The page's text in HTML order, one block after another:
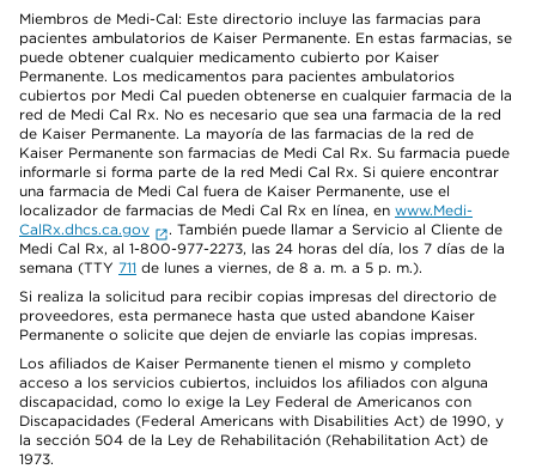
Miembros de Medi-Cal: Este directorio incluye las farmacias para
pacientes ambulatorios de Kaiser Permanente. En estas farmacias, se
puede obtener cualquier medicamento cubierto por Kaiser
Permanente. Los medicamentos para pacientes ambulatorios
cubiertos por Medi Cal pueden obtenerse en cualquier farmacia de la
red de Medi Cal Rx. No es necesario que sea una farmacia de la red
de Kaiser Permanente. La mayoría de las farmacias de la red de
Kaiser Permanente son farmacias de Medi Cal Rx. Su farmacia puede
informarle si forma parte de la red Medi Cal Rx. Si quiere encontrar
una farmacia de Medi Cal fuera de Kaiser Permanente, use el
localizador de farmacias de Medi Cal Rx en línea, en www.Medi-
CalRx.dhcs.ca.gov
. También puede llamar a Servicio al Cliente de
Medi Cal Rx, al 1-800-977-2273, las 24 horas del día, los 7 días de la
semana (TTY 711 de lunes a viernes, de 8 a. m. a 5 p. m.).
Si realiza la solicitud para recibir copias impresas del directorio de
proveedores, esta permanece hasta que usted abandone Kaiser
Permanente o solicite que dejen de enviarle las copias impresas.
Los afiliados de Kaiser Permanente tienen el mismo y completo
acceso a los servicios cubiertos, incluidos los afiliados con alguna
discapacidad, como lo exige la Ley Federal de Americanos con
Discapacidades (Federal Americans with Disabilities Act) de 1990, y
la sección 504 de la Ley de Rehabilitación (Rehabilitation Act) de
1973.